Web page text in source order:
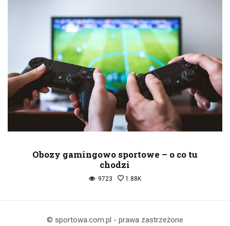
Obozy gamingowo sportowe – o co tu
chodzi
9723 1.88K
© sportowa.com.pl - prawa zastrzeżone